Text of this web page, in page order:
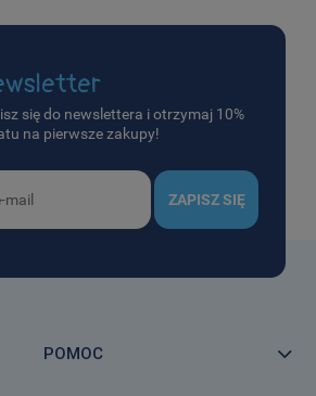
się do newslettera i otrzymaj 10%
na pierwsze zakupy!
ZAPISZ SIĘ
POMOC